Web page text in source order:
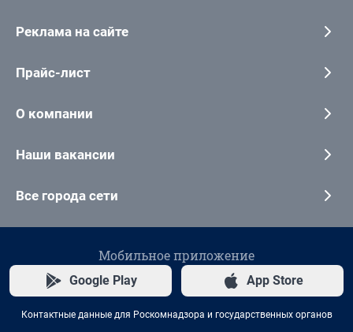
Реклама на сайте
Прайс-лист
О компании
Наши вакансии
Все города сети
Мобильное приложение
Google Play App Store
Контактные данные для Роскомнадзора и государственных органов